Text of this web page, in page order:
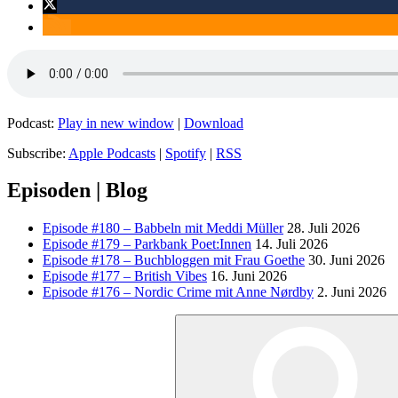
Podcast: Play in new window | Download
Subscribe: Apple Podcasts | Spotify | RSS
Episoden | Blog
Episode #180 – Babbeln mit Meddi Müller 28. Juli 2026
Episode #179 – Parkbank Poet:Innen 14. Juli 2026
Episode #178 – Buchbloggen mit Frau Goethe 30. Juni 2026
Episode #177 – British Vibes 16. Juni 2026
Episode #176 – Nordic Crime mit Anne Nørdby 2. Juni 2026